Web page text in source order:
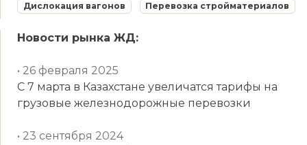
Дислокация вагонов Перевозка стройматериалов
Новости рынка ЖД:
• 26 февраля 2025
С 7 марта в Казахстане увеличатся тарифы на
грузовые железнодорожные перевозки
• 23 сентября 2024